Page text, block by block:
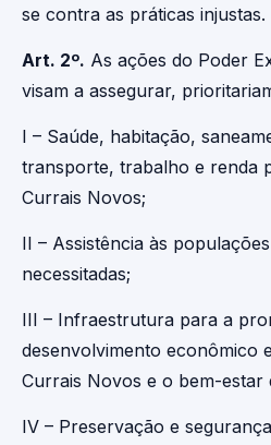
se contra as práticas injustas.
Art. 2º. As ações do Poder
visam a assegurar,
I – Saúde, habitação,
transporte, trabalho e renda
Currais Novos;
II – Assistência às
necessitadas;
III – Infraestrutura para a
desenvolvimento econômico
Currais Novos e o bem-estar
IV – Preservação e